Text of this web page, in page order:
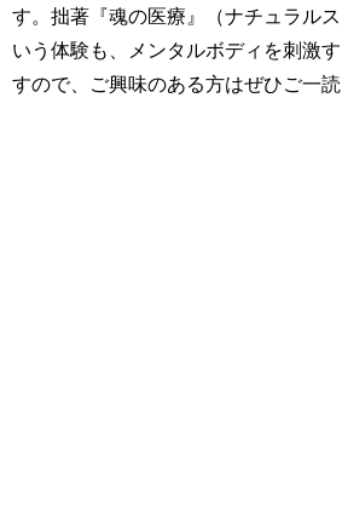
す。拙著『魂の医療』（ナチュラル
いう体験も、メンタルボディを刺激
すので、ご興味のある方はぜひご一読